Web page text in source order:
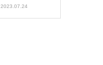
2023.07.24